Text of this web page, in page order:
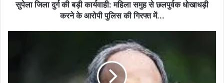
छलपुर्वक
सुपेला जिला दुर्ग की बड़ी कार्यवाही: महिला समुह से छलपुर्वक धोखाधड़ी
करने के आरोपी पुलिस की गिरफ्त में...